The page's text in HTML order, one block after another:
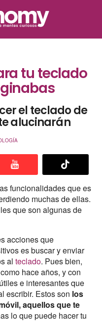
tu teclado
el teclado de
alucinarán
funcionalidades que es
muchas de ellas.
que son algunas de
acciones que
es buscar y enviar
al teclado. Pues bien,
hace años, y con
e interesantes que
escribir. Estos son los
aquellos que te
lo que puede hacer tu